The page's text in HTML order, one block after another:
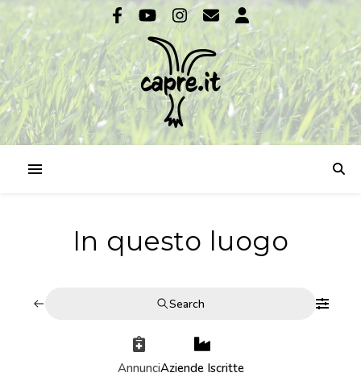
In questo luogo
Search
AnnunciAziende Iscritte